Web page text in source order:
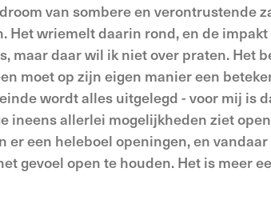
van sombere en verontrustende
Het wriemelt daarin rond, en de
maar daar wil ik niet over praten. Het
moet op zijn eigen manier een
wordt alles uitgelegd - voor mij is
ineens allerlei mogelijkheden ziet
er een heleboel openingen, en
gevoel open te houden. Het is meer